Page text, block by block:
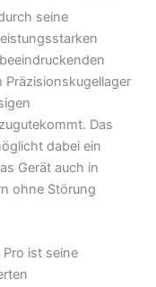
seine
Das
dabei ein
Gerät auch in
ohne Störung
Pro ist seine